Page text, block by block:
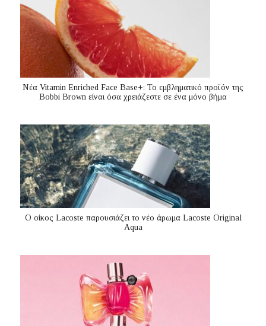
Nέα Vitamin Enriched Face Base+: Το εμβληματικό προϊόν της
Bobbi Brown είναι όσα χρειάζεστε σε ένα μόνο βήμα
Ο οίκος Lacoste παρουσιάζει το νέο άρωμα Lacoste Original
Aqua